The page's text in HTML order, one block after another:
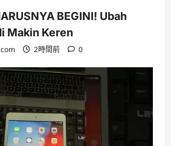
BEGINI! Ubah
Makin Keren
2時間前 0